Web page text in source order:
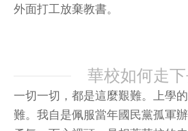
外面打工放棄教書。
華校如何走下
一切一切，都是這麼艱難。上學
難。我自是佩服當年國民黨孤軍